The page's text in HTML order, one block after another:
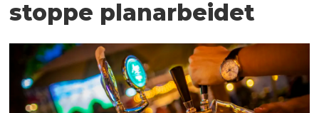
stoppe planarbeidet